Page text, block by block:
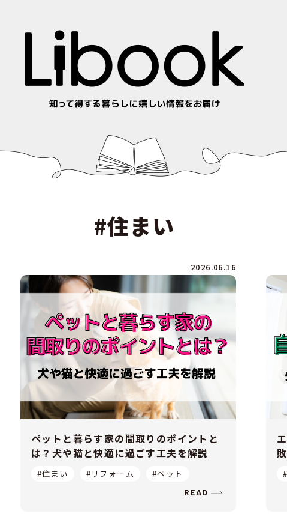
#住まい
2026.06.16
ペットと暮らす家の間取りのポイントと
は？犬や猫と快適に過ごす工夫を解説
#住まい #リフォーム #ペット
READ